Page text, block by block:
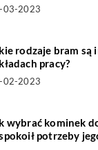
03-2023
rodzaje bram są
pracy?
02-2023
wybrać kominek
potrzeby